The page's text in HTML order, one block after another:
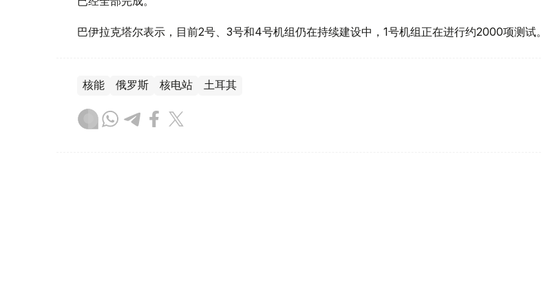
巴伊拉克塔尔表示，目前2号、3号和4号机组仍在持续建设中，1号机组正在进行约2000项测试。
核能 俄罗斯 核电站 土耳其